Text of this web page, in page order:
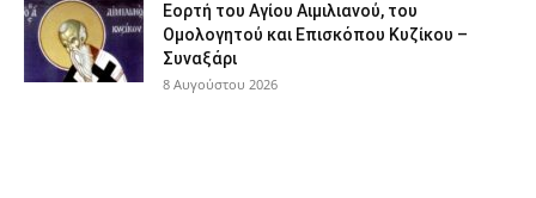
Εορτή του Αγίου Αιμιλιανού, του
Ομολογητού και Επισκόπου Κυζίκου –
Συναξάρι
8 Αυγούστου 2026